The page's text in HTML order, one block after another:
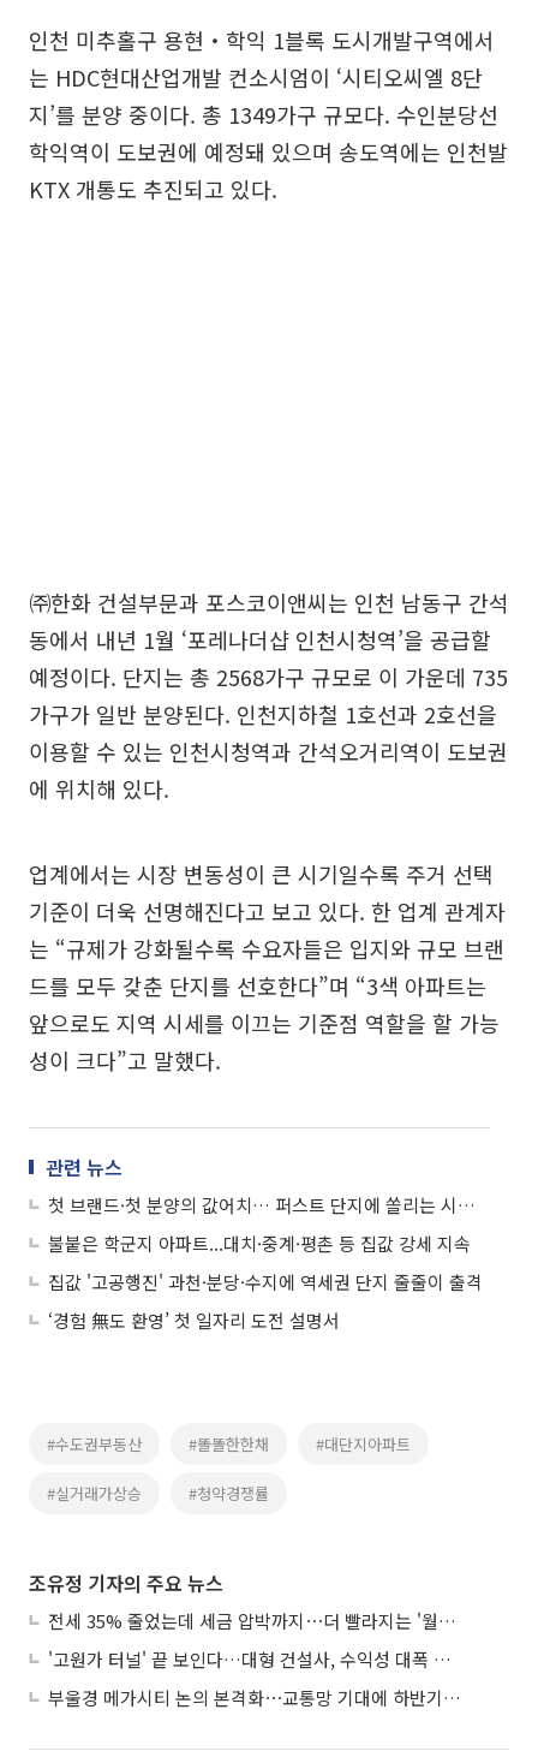
인천 미추홀구 용현‧학익 1블록 도시개발구역에서
는 HDC현대산업개발 컨소시엄이 ‘시티오씨엘 8단
지’를 분양 중이다. 총 1349가구 규모다. 수인분당선
학익역이 도보권에 예정돼 있으며 송도역에는 인천발
KTX 개통도 추진되고 있다.
㈜한화 건설부문과 포스코이앤씨는 인천 남동구 간석
동에서 내년 1월 ‘포레나더샵 인천시청역’을 공급할
예정이다. 단지는 총 2568가구 규모로 이 가운데 735
가구가 일반 분양된다. 인천지하철 1호선과 2호선을
이용할 수 있는 인천시청역과 간석오거리역이 도보권
에 위치해 있다.
업계에서는 시장 변동성이 큰 시기일수록 주거 선택
기준이 더욱 선명해진다고 보고 있다. 한 업계 관계자
는 “규제가 강화될수록 수요자들은 입지와 규모 브랜
드를 모두 갖춘 단지를 선호한다”며 “3색 아파트는
앞으로도 지역 시세를 이끄는 기준점 역할을 할 가능
성이 크다”고 말했다.
관련 뉴스
첫 브랜드·첫 분양의 값어치… 퍼스트 단지에 쏠리는 시장 눈길
불붙은 학군지 아파트...대치·중계·평촌 등 집값 강세 지속
집값 '고공행진' 과천·분당·수지에 역세권 단지 줄줄이 출격
‘경험 無도 환영’ 첫 일자리 도전 설명서
#수도권부동산 #똘똘한한채 #대단지아파트
#실거래가상승 #청약경쟁률
조유정 기자의 주요 뉴스
전세 35% 줄었는데 세금 압박까지⋯더 빨라지는 '월세화'
'고원가 터널' 끝 보인다…대형 건설사, 수익성 대폭 개선
부울경 메가시티 논의 본격화⋯교통망 기대에 하반기 분양시장 '주목'